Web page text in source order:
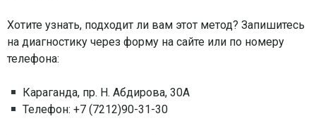
Хотите узнать, подходит ли вам этот метод? Запишитесь
на диагностику через форму на сайте или по номеру
телефона:
Караганда, пр. Н. Абдирова, 30А
Телефон: +7 (7212)90-31-30